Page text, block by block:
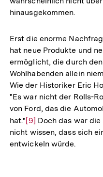
hinausgekommen.
Erst die enorme
hat neue Produkte und
ermöglicht, die durch
Wohlhabenden allein
Wie der Historiker Eric
"Es war nicht der Rolls-
von Ford, das die
hat."Zur
Auflösung
der
[9] Doch das war
nicht wissen, dass sich
entwickeln würde.